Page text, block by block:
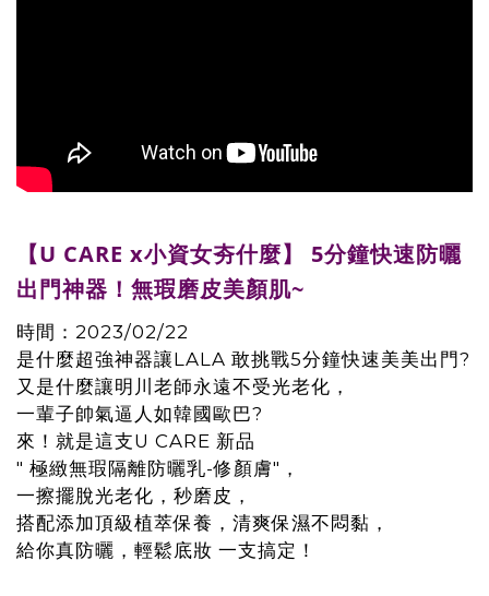
【U CARE x小資女夯什麼】 5分鐘快速防曬
出門神器！無瑕磨皮美顏肌~
時間：2023/02/22
是什麼超強神器讓LALA 敢挑戰5分鐘快速美美出門?
又是什麼讓明川老師永遠不受光老化，
一輩子帥氣逼人如韓國歐巴?
來！就是這支U CARE 新品
" 極緻無瑕隔離防曬乳-修顏膚"，
一擦擺脫光老化，秒磨皮，
搭配添加頂級植萃保養，清爽保濕不悶黏，
給你真防曬，輕鬆底妝 一支搞定！